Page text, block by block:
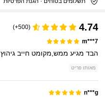
4.74
(500+)
m***7
הבד מגיע ממש,מקומטחייבגיהוץ
מאותו פריט
n***g